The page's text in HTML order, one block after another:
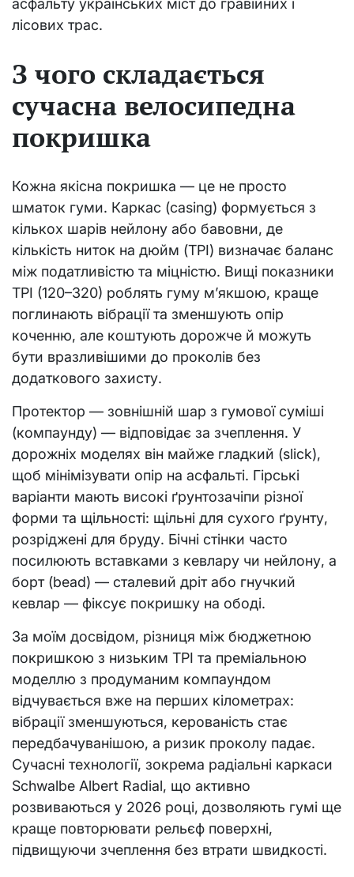
асфальту українських міст до гравійних і
лісових трас.
З чого складається
сучасна велосипедна
покришка
Кожна якісна покришка — це не просто
шматок гуми. Каркас (casing) формується з
кількох шарів нейлону або бавовни, де
кількість ниток на дюйм (TPI) визначає баланс
між податливістю та міцністю. Вищі показники
TPI (120–320) роблять гуму м’якшою, краще
поглинають вібрації та зменшують опір
коченню, але коштують дорожче й можуть
бути вразливішими до проколів без
додаткового захисту.
Протектор — зовнішній шар з гумової суміші
(компаунду) — відповідає за зчеплення. У
дорожніх моделях він майже гладкий (slick),
щоб мінімізувати опір на асфальті. Гірські
варіанти мають високі ґрунтозачіпи різної
форми та щільності: щільні для сухого ґрунту,
розріджені для бруду. Бічні стінки часто
посилюють вставками з кевлару чи нейлону, а
борт (bead) — сталевий дріт або гнучкий
кевлар — фіксує покришку на ободі.
За моїм досвідом, різниця між бюджетною
покришкою з низьким TPI та преміальною
моделлю з продуманим компаундом
відчувається вже на перших кілометрах:
вібрації зменшуються, керованість стає
передбачуванішою, а ризик проколу падає.
Сучасні технології, зокрема радіальні каркаси
Schwalbe Albert Radial, що активно
розвиваються у 2026 році, дозволяють гумі ще
краще повторювати рельєф поверхні,
підвищуючи зчеплення без втрати швидкості.